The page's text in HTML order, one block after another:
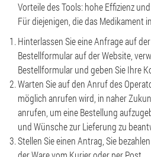
Vorteile des Tools: hohe Effizienz
Für diejenigen, die das Medikament
Hinterlassen Sie eine Anfrage auf
Bestellformular auf der Website,
Bestellformular und geben Sie Ihre
Warten Sie auf den Anruf des
möglich anrufen wird, in naher
anrufen, um eine Bestellung
und Wünsche zur Lieferung zu
Stellen Sie einen Antrag, Sie